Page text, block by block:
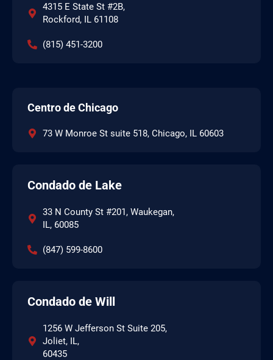
4315 E State St #2B,
Rockford, IL 61108
(815) 451-3200
Centro de Chicago
73 W Monroe St suite 518, Chicago, IL 60603
Condado de Lake
33 N County St #201, Waukegan,
IL, 60085
(847) 599-8600
Condado de Will
1256 W Jefferson St Suite 205,
Joliet, IL,
60435